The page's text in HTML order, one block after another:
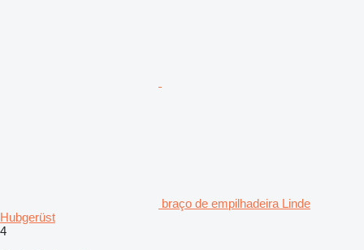
braço de empilhadeira Linde
Hubgerüst
4